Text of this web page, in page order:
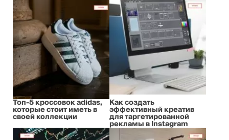
Топ-5 кроссовок adidas,
которые стоит иметь в
своей коллекции
Как создать
эффективный креатив
для таргетированной
рекламы в Instagram